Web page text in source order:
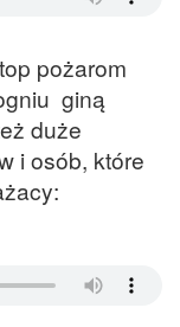
pożarom
giną
duże
i osób, które